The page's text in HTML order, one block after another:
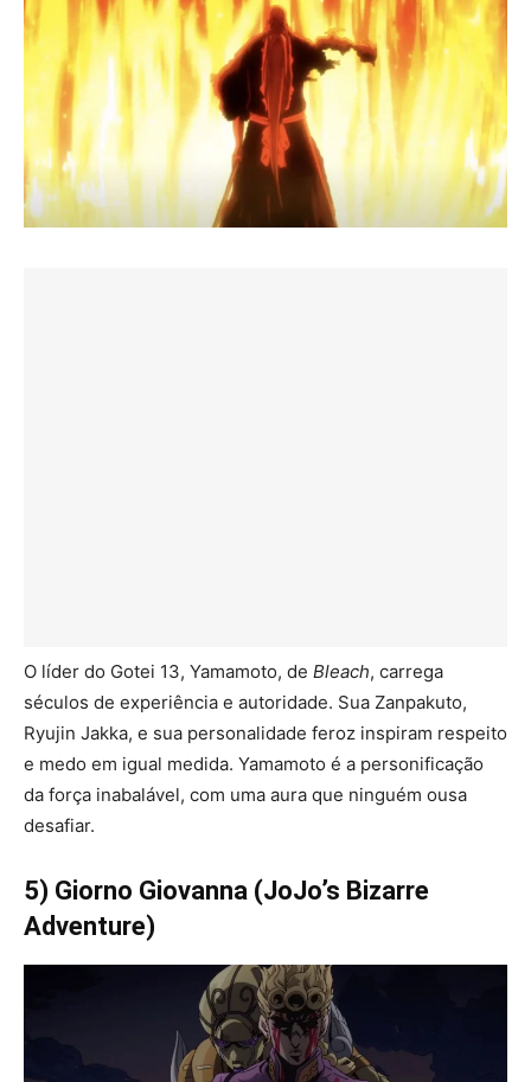
O líder do Gotei 13, Yamamoto, de Bleach, carrega
séculos de experiência e autoridade. Sua Zanpakuto,
Ryujin Jakka, e sua personalidade feroz inspiram respeito
e medo em igual medida. Yamamoto é a personificação
da força inabalável, com uma aura que ninguém ousa
desafiar.
5) Giorno Giovanna (JoJo’s Bizarre
Adventure)